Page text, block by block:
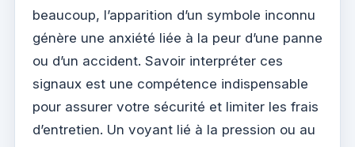
beaucoup, l’apparition d’un symbole inconnu
génère une anxiété liée à la peur d’une panne
ou d’un accident. Savoir interpréter ces
signaux est une compétence indispensable
pour assurer votre sécurité et limiter les frais
d’entretien. Un voyant lié à la pression ou au